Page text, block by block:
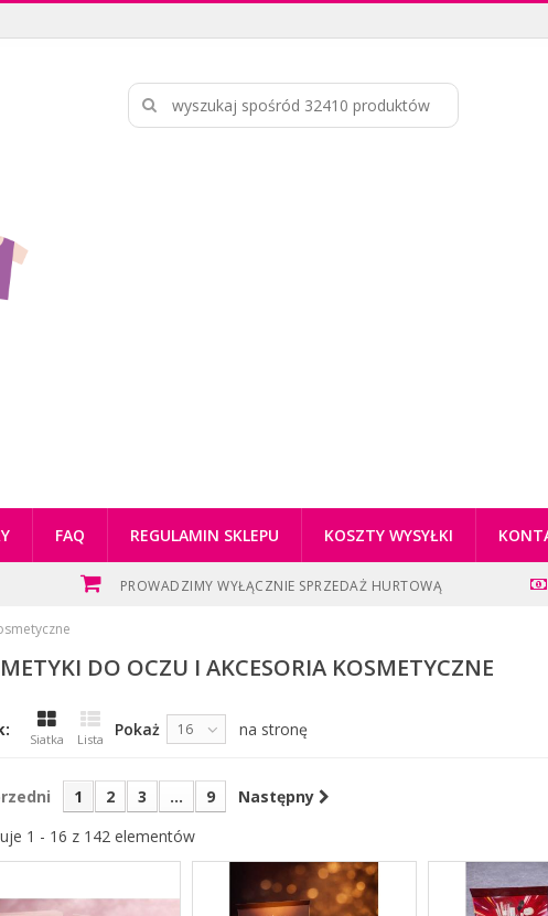
FAQ REGULAMIN SKLEPU KOSZTY WYSYŁKI
PROWADZIMY WYŁĄCZNIE SPRZEDAŻ HURTOWĄ
DO OCZU I AKCESORIA KOSMETYCZNE
Siatka Lista Pokaż 16 na stronę
1 2 3 ... 9
Następny
1 - 16 z 142 elementów